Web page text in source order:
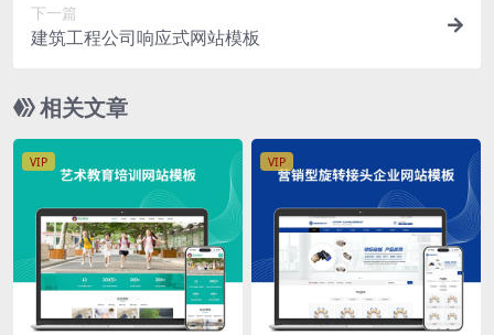
下一篇
建筑工程公司响应式网站模板
相关文章
VIP VIP